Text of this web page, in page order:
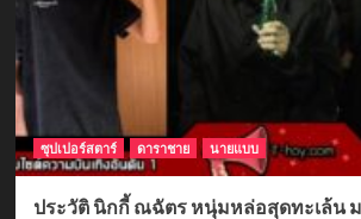
ซุปเปอร์สตาร์ ดาราชาย นายแบบ
ประวัติ นิกกี้ ณฉัตร หนุ่มหล่อสุดทะเล้น